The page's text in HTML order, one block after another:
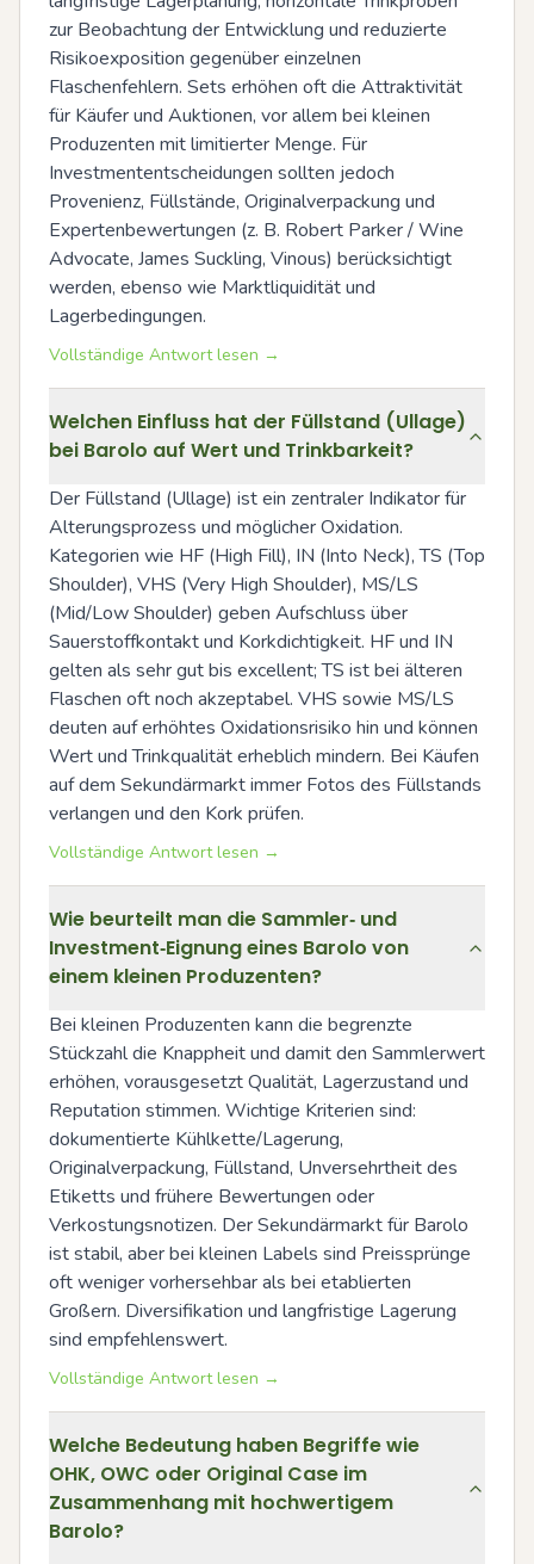
zur Beobachtung der Entwicklung und reduzierte
Risikoexposition gegenüber einzelnen
Flaschenfehlern. Sets erhöhen oft die Attraktivität
für Käufer und Auktionen, vor allem bei kleinen
Produzenten mit limitierter Menge. Für
Investmententscheidungen sollten jedoch
Provenienz, Füllstände, Originalverpackung und
Expertenbewertungen (z. B. Robert Parker / Wine
Advocate, James Suckling, Vinous) berücksichtigt
werden, ebenso wie Marktliquidität und
Lagerbedingungen.
Vollständige Antwort lesen →
Welchen Einfluss hat der Füllstand (Ullage)
bei Barolo auf Wert und Trinkbarkeit?
Der Füllstand (Ullage) ist ein zentraler Indikator für
Alterungsprozess und möglicher Oxidation.
Kategorien wie HF (High Fill), IN (Into Neck), TS (Top
Shoulder), VHS (Very High Shoulder), MS/LS
(Mid/Low Shoulder) geben Aufschluss über
Sauerstoffkontakt und Korkdichtigkeit. HF und IN
gelten als sehr gut bis excellent; TS ist bei älteren
Flaschen oft noch akzeptabel. VHS sowie MS/LS
deuten auf erhöhtes Oxidationsrisiko hin und können
Wert und Trinkqualität erheblich mindern. Bei Käufen
auf dem Sekundärmarkt immer Fotos des Füllstands
verlangen und den Kork prüfen.
Vollständige Antwort lesen →
Wie beurteilt man die Sammler‑ und
Investment‑Eignung eines Barolo von
einem kleinen Produzenten?
Bei kleinen Produzenten kann die begrenzte
Stückzahl die Knappheit und damit den Sammlerwert
erhöhen, vorausgesetzt Qualität, Lagerzustand und
Reputation stimmen. Wichtige Kriterien sind:
dokumentierte Kühlkette/Lagerung,
Originalverpackung, Füllstand, Unversehrtheit des
Etiketts und frühere Bewertungen oder
Verkostungsnotizen. Der Sekundärmarkt für Barolo
ist stabil, aber bei kleinen Labels sind Preissprünge
oft weniger vorhersehbar als bei etablierten
Großern. Diversifikation und langfristige Lagerung
sind empfehlenswert.
Vollständige Antwort lesen →
Welche Bedeutung haben Begriffe wie
OHK, OWC oder Original Case im
Zusammenhang mit hochwertigem
Barolo?